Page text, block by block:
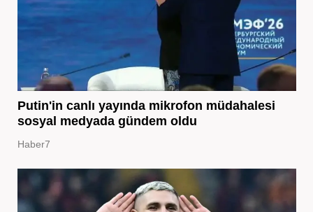
Putin'in canlı yayında mikrofon müdahalesi
sosyal medyada gündem oldu
Haber7